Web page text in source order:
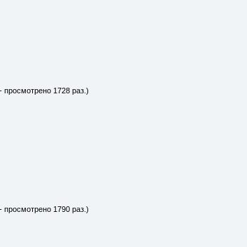
просмотрено 1728 раз.)
просмотрено 1790 раз.)